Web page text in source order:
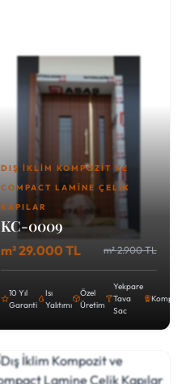
DIŞ İKLIM KOMPOZIT VE
COMPACT LAMINE ÇELIK
KAPILAR
KC-0009
m² 29.000 TL m² 2.900 TL
10 Yıl
Garanti
Isı
Yalıtımı
Özel
Üretim
Yekpare
Tava
Sac
Kompozit